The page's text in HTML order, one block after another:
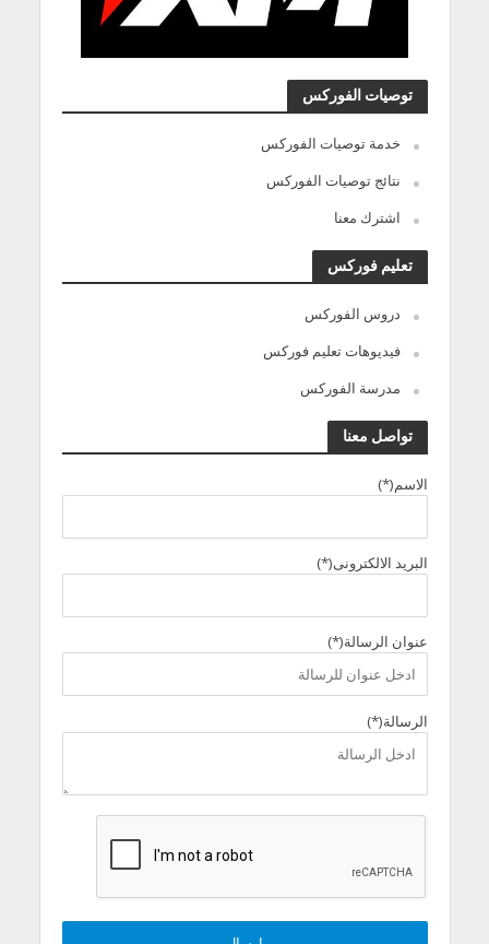
توصيات الفوركس
خدمة توصيات الفوركس
نتائج توصيات الفوركس
اشترك معنا
تعليم فوركس
دروس الفوركس
فيديوهات تعليم فوركس
مدرسة الفوركس
تواصل معنا
الاسم(*)
البريد الالكترونى(*)
عنوان الرسالة(*)
الرسالة(*)